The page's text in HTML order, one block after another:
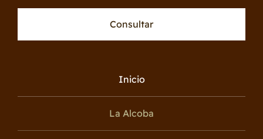
Consultar
Inicio
La Alcoba